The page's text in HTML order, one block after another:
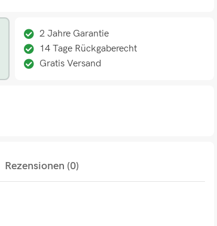
2 Jahre Garantie
14 Tage Rückgaberecht
Gratis Versand
Rezensionen (0)